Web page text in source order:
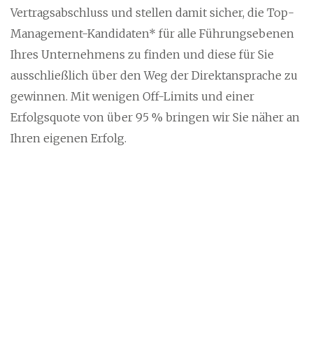
Vertragsabschluss und stellen damit sicher, die Top-
Management-Kandidaten* für alle Führungsebenen
Ihres Unternehmens zu finden und diese für Sie
ausschließlich über den Weg der Direktansprache zu
gewinnen. Mit wenigen Off-Limits und einer
Erfolgsquote von über 95 % bringen wir Sie näher an
Ihren eigenen Erfolg.